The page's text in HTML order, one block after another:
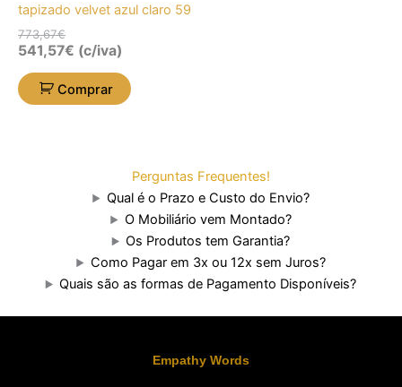
tapizado velvet azul claro 59
773,67€
541,57€ (c/iva)
Comprar
Perguntas Frequentes!
Qual é o Prazo e Custo do Envio?
O Mobiliário vem Montado?
Os Produtos tem Garantia?
Como Pagar em 3x ou 12x sem Juros?
Quais são as formas de Pagamento Disponíveis?
Empathy Words